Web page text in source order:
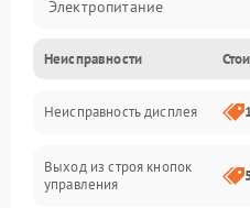
Электропитание
Измерения
Индикация
Механические повреждения
Неисправности
Неисправность дисплея
Выход из строя кнопок
управления